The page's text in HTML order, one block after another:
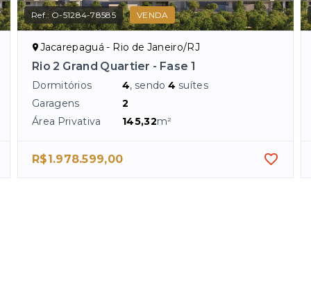
Ref.: O-51284-78585 VENDA
Jacarepaguá - Rio de Janeiro/RJ
Rio 2 Grand Quartier - Fase 1
Dormitórios 4, sendo4 suítes
Garagens
2
Área Privativa
145,32m²
R$1.978.599,00